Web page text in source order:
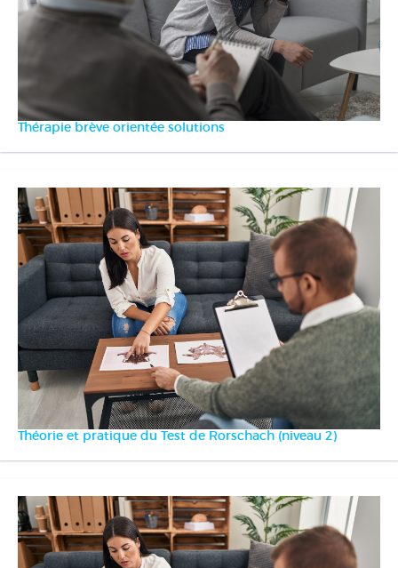
Thérapie brève orientée solutions
Théorie et pratique du Test de Rorschach (niveau 2)